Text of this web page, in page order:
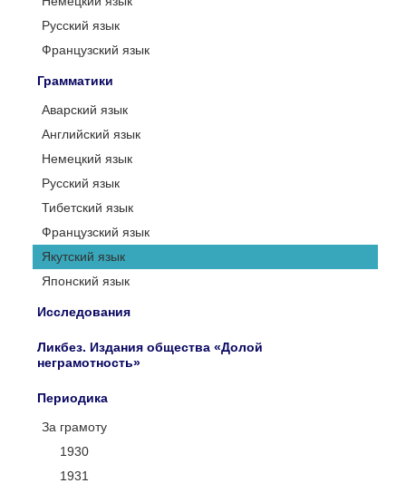
Русский язык
Французский язык
Грамматики
Аварский язык
Английский язык
Немецкий язык
Русский язык
Тибетский язык
Французский язык
Якутский язык
Японский язык
Исследования
Ликбез. Издания общества «Долой
неграмотность»
Периодика
За грамоту
1930
1931